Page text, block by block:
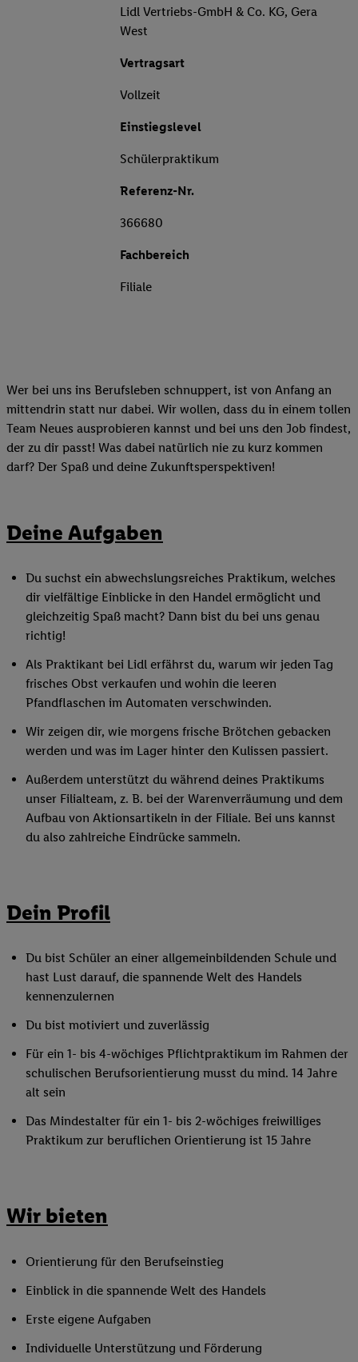
Lidl Vertriebs-GmbH & Co. KG, Gera
West
Vertragsart
Vollzeit
Einstiegslevel
Schülerpraktikum
Referenz-Nr.
366680
Fachbereich
Filiale
Wer bei uns ins Berufsleben schnuppert, ist von Anfang an
mittendrin statt nur dabei. Wir wollen, dass du in einem tollen
Team Neues ausprobieren kannst und bei uns den Job findest,
der zu dir passt! Was dabei natürlich nie zu kurz kommen
darf? Der Spaß und deine Zukunftsperspektiven!
Deine Aufgaben
Du suchst ein abwechslungsreiches Praktikum, welches
dir vielfältige Einblicke in den Handel ermöglicht und
gleichzeitig Spaß macht? Dann bist du bei uns genau
richtig!
Als Praktikant bei Lidl erfährst du, warum wir jeden Tag
frisches Obst verkaufen und wohin die leeren
Pfandflaschen im Automaten verschwinden.
Wir zeigen dir, wie morgens frische Brötchen gebacken
werden und was im Lager hinter den Kulissen passiert.
Außerdem unterstützt du während deines Praktikums
unser Filialteam, z. B. bei der Warenverräumung und dem
Aufbau von Aktionsartikeln in der Filiale. Bei uns kannst
du also zahlreiche Eindrücke sammeln.
Dein Profil
Du bist Schüler an einer allgemeinbildenden Schule und
hast Lust darauf, die spannende Welt des Handels
kennenzulernen
Du bist motiviert und zuverlässig
Für ein 1- bis 4-wöchiges Pflichtpraktikum im Rahmen der
schulischen Berufsorientierung musst du mind. 14 Jahre
alt sein
Das Mindestalter für ein 1- bis 2-wöchiges freiwilliges
Praktikum zur beruflichen Orientierung ist 15 Jahre
Wir bieten
Orientierung für den Berufseinstieg
Einblick in die spannende Welt des Handels
Erste eigene Aufgaben
Individuelle Unterstützung und Förderung